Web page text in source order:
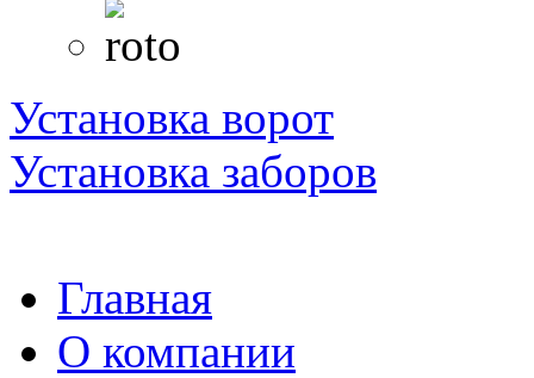
Установка ворот
Установка заборов
Главная
О компании